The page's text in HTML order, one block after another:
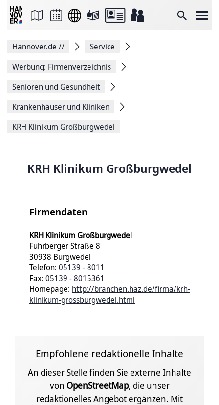
Suche
Seite
Facebook
teilen
Seitenlink
Seite
Hannover.de //
Service
Werbung: Firmenverzeichnis
Senioren und Gesundheit
Krankenhäuser und Kliniken
KRH Klinikum Großburgwedel
KRH Klinikum Großburgwedel
Firmendaten
KRH Klinikum Großburgwedel
Fuhrberger Straße 8
30938 Burgwedel
Telefon: 05139 - 8011
Fax: 05139 - 8015361
Homepage: http://branchen.haz.de/firma/krh-
klinikum-grossburgwedel.html
Empfohlene redaktionelle Inhalte
An dieser Stelle finden Sie externe Inhalte
von OpenStreetMap, die unser
redaktionelles Angebot ergänzen. Mit